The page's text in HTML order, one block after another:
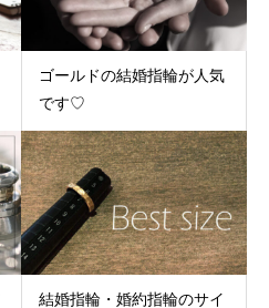
ゴールドの結婚指輪が人気
です♡
結婚指輪・婚約指輪のサイ